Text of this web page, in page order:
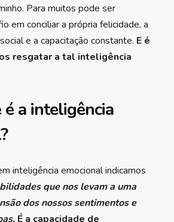
Para muitos pode ser
em conciliar a própria felicidade, a
e a capacitação constante. E é
resgatar a tal inteligência
é a inteligência
inteligência emocional indicamos
que nos levam a uma
dos nossos sentimentos e
É a capacidade de